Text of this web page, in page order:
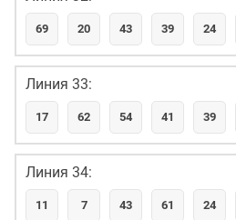
69 20 43 39 24
Линия 33:
17 62 54 41 39
Линия 34:
11 7 43 61 24